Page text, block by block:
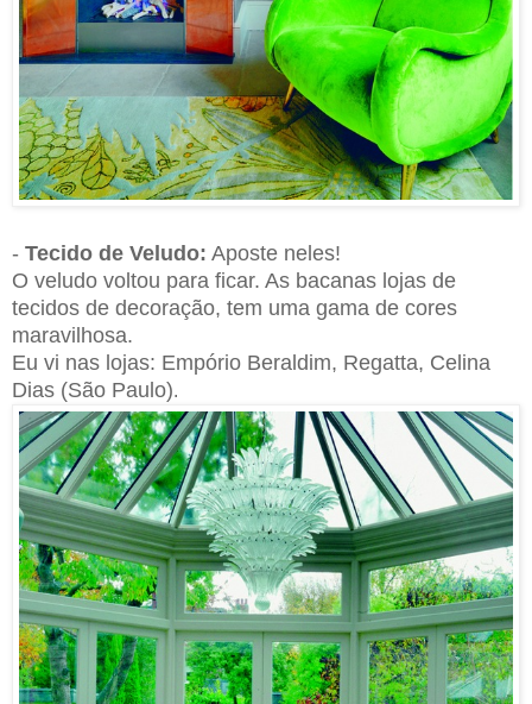
- Tecido de Veludo: Aposte neles!
O veludo voltou para ficar. As bacanas lojas de
tecidos de decoração, tem uma gama de cores
maravilhosa.
Eu vi nas lojas: Empório Beraldim, Regatta, Celina
Dias (São Paulo).